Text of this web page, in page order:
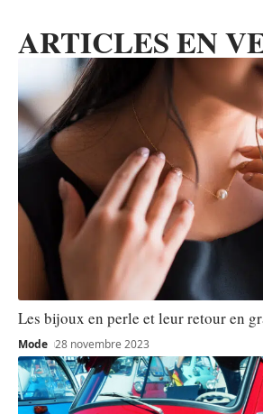
ARTICLES EN
Les bijoux en perle et leur retour en
Mode 28 novembre 2023